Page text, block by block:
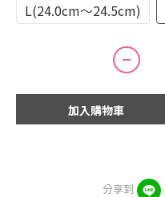
L(24.0cm～24.5cm)
加入購物車
分享到